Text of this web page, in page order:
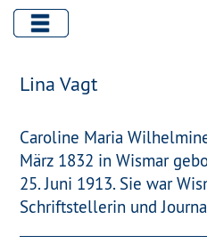
Lina Vagt
Caroline Maria
März 1832 in Wismar
25. Juni 1913. Sie war
Schriftstellerin und